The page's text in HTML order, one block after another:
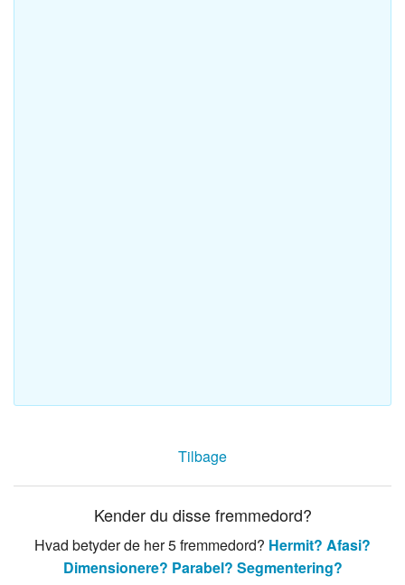
Tilbage
Kender du disse fremmedord?
Hvad betyder de her 5 fremmedord? Hermit? Afasi?
Dimensionere? Parabel? Segmentering?